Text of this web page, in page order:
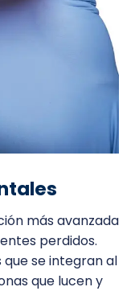
más avanzada
perdidos.
se integran al
que lucen y